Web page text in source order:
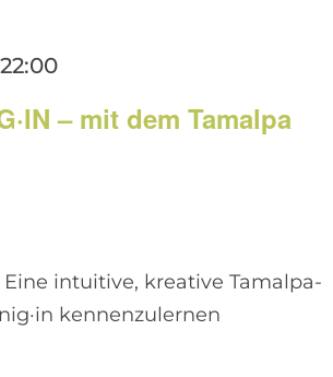
– mit dem Tamalpa
22:00
Eine intuitive, kreative Tamalpa-
kennenzulernen